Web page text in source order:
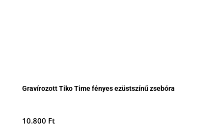
Gravírozott Tiko Time fényes ezüstszínű zsebóra
10.800 Ft